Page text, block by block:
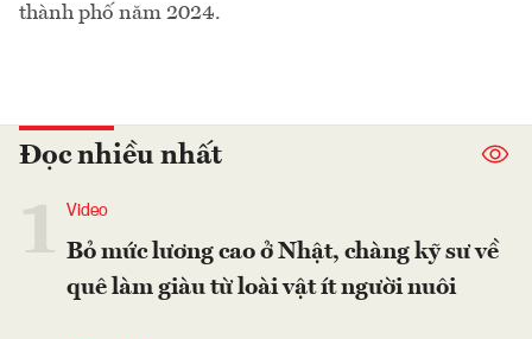
thành phố năm 2024.
Đọc nhiều nhất
Video
Bỏ mức lương cao ở Nhật, chàng kỹ sư về
quê làm giàu từ loài vật ít người nuôi